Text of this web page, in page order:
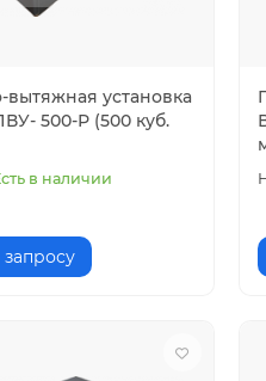
установка
500-Р (500 куб.
в наличии